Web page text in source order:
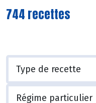
744 recettes